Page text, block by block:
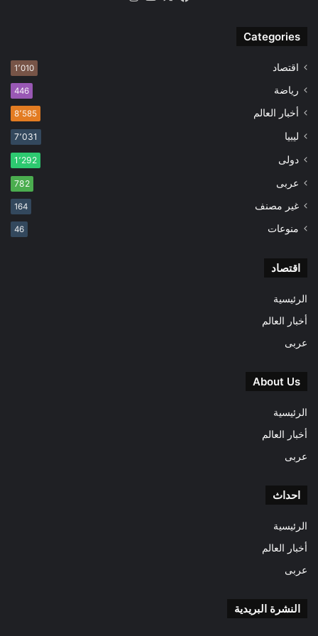
Categories
اقتصاد 1٬010
رياضة 446
أخبار العالم 8٬585
ليبيا 7٬031
دولى 1٬292
عربى 782
غير مصنف 164
منوعات 46
اقتصاد
الرئيسية
أخبار العالم
عربى
About Us
الرئيسية
أخبار العالم
عربى
احداث
الرئيسية
أخبار العالم
عربى
النشرة البريدية